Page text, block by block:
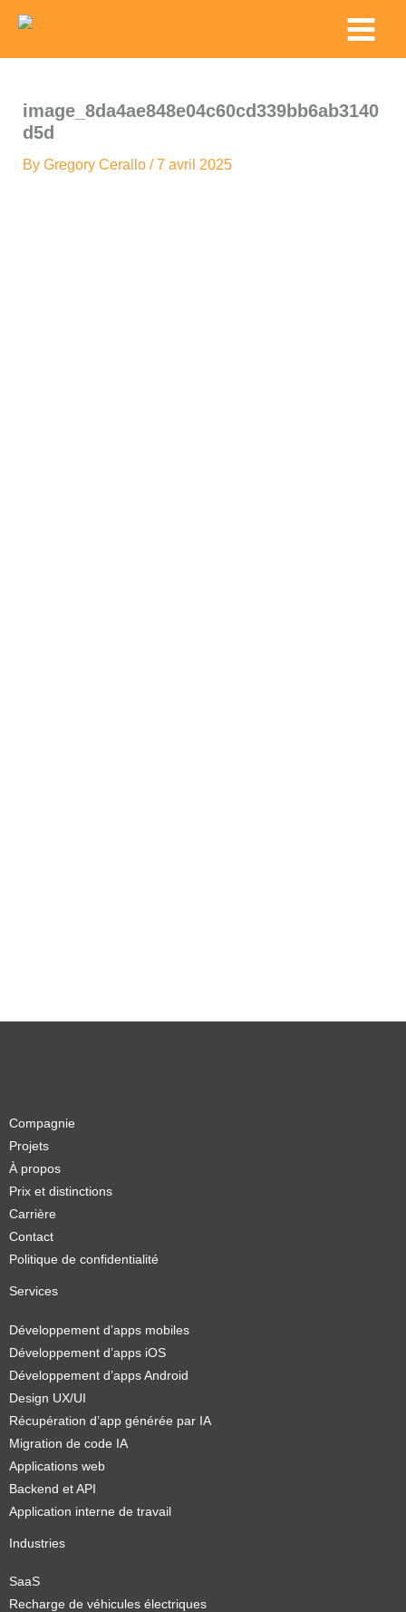
content
Main
Menu
image_8da4ae848e04c60cd339bb6ab3140
d5d
By Gregory Cerallo /7 avril 2025
Compagnie
Projets
À propos
Prix et distinctions
Carrière
Contact
Politique de confidentialité
Services
Développement d’apps mobiles
Développement d’apps iOS
Développement d’apps Android
Design UX/UI
Récupération d’app générée par IA
Migration de code IA
Applications web
Backend et API
Application interne de travail
Industries
SaaS
Recharge de véhicules électriques